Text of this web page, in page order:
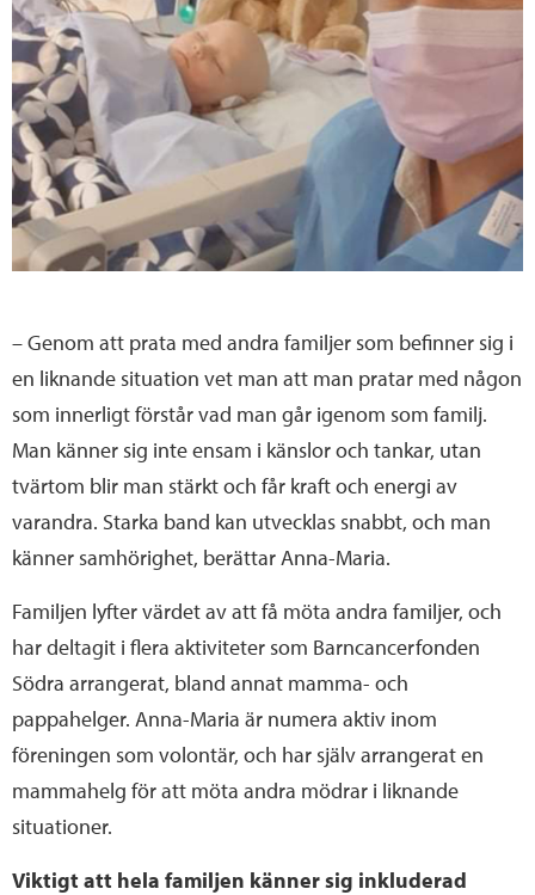
– Genom att prata med andra familjer som befinner sig i
en liknande situation vet man att man pratar med någon
som innerligt förstår vad man går igenom som familj.
Man känner sig inte ensam i känslor och tankar, utan
tvärtom blir man stärkt och får kraft och energi av
varandra. Starka band kan utvecklas snabbt, och man
känner samhörighet, berättar Anna-Maria.
Familjen lyfter värdet av att få möta andra familjer, och
har deltagit i flera aktiviteter som Barncancerfonden
Södra arrangerat, bland annat mamma- och
pappahelger. Anna-Maria är numera aktiv inom
föreningen som volontär, och har själv arrangerat en
mammahelg för att möta andra mödrar i liknande
situationer.
Viktigt att hela familjen känner sig inkluderad